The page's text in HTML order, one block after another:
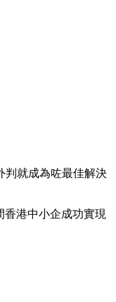
判就成為咗最佳解決
港中小企成功實現